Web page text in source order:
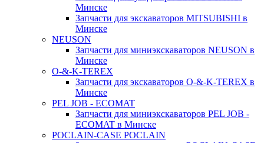
Минске
Запчасти для экскаваторов MITSUBISHI в
Минске
NEUSON
Запчасти для миниэкскаваторов NEUSON в
Минске
O-&-K-TEREX
Запчасти для экскаваторов O-&-K-TEREX в
Минске
PEL JOB - ECOMAT
Запчасти для миниэкскаваторов PEL JOB -
ECOMAT в Минске
POCLAIN-CASE POCLAIN